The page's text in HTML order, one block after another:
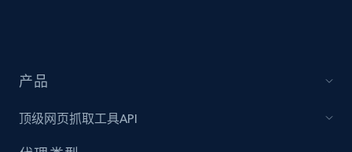
产品
顶级网页抓取工具API